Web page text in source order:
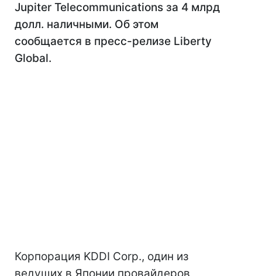
Jupiter Telecommunications за 4 млрд
долл. наличными. Об этом
сообщается в пресс-релизе Liberty
Global.
Корпорация KDDI Corp., один из